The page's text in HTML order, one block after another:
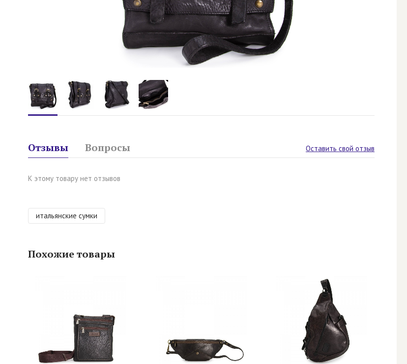
Отзывы Вопросы Оставить свой отзыв
К этому товару нет отзывов
итальянские сумки
Похожие товары